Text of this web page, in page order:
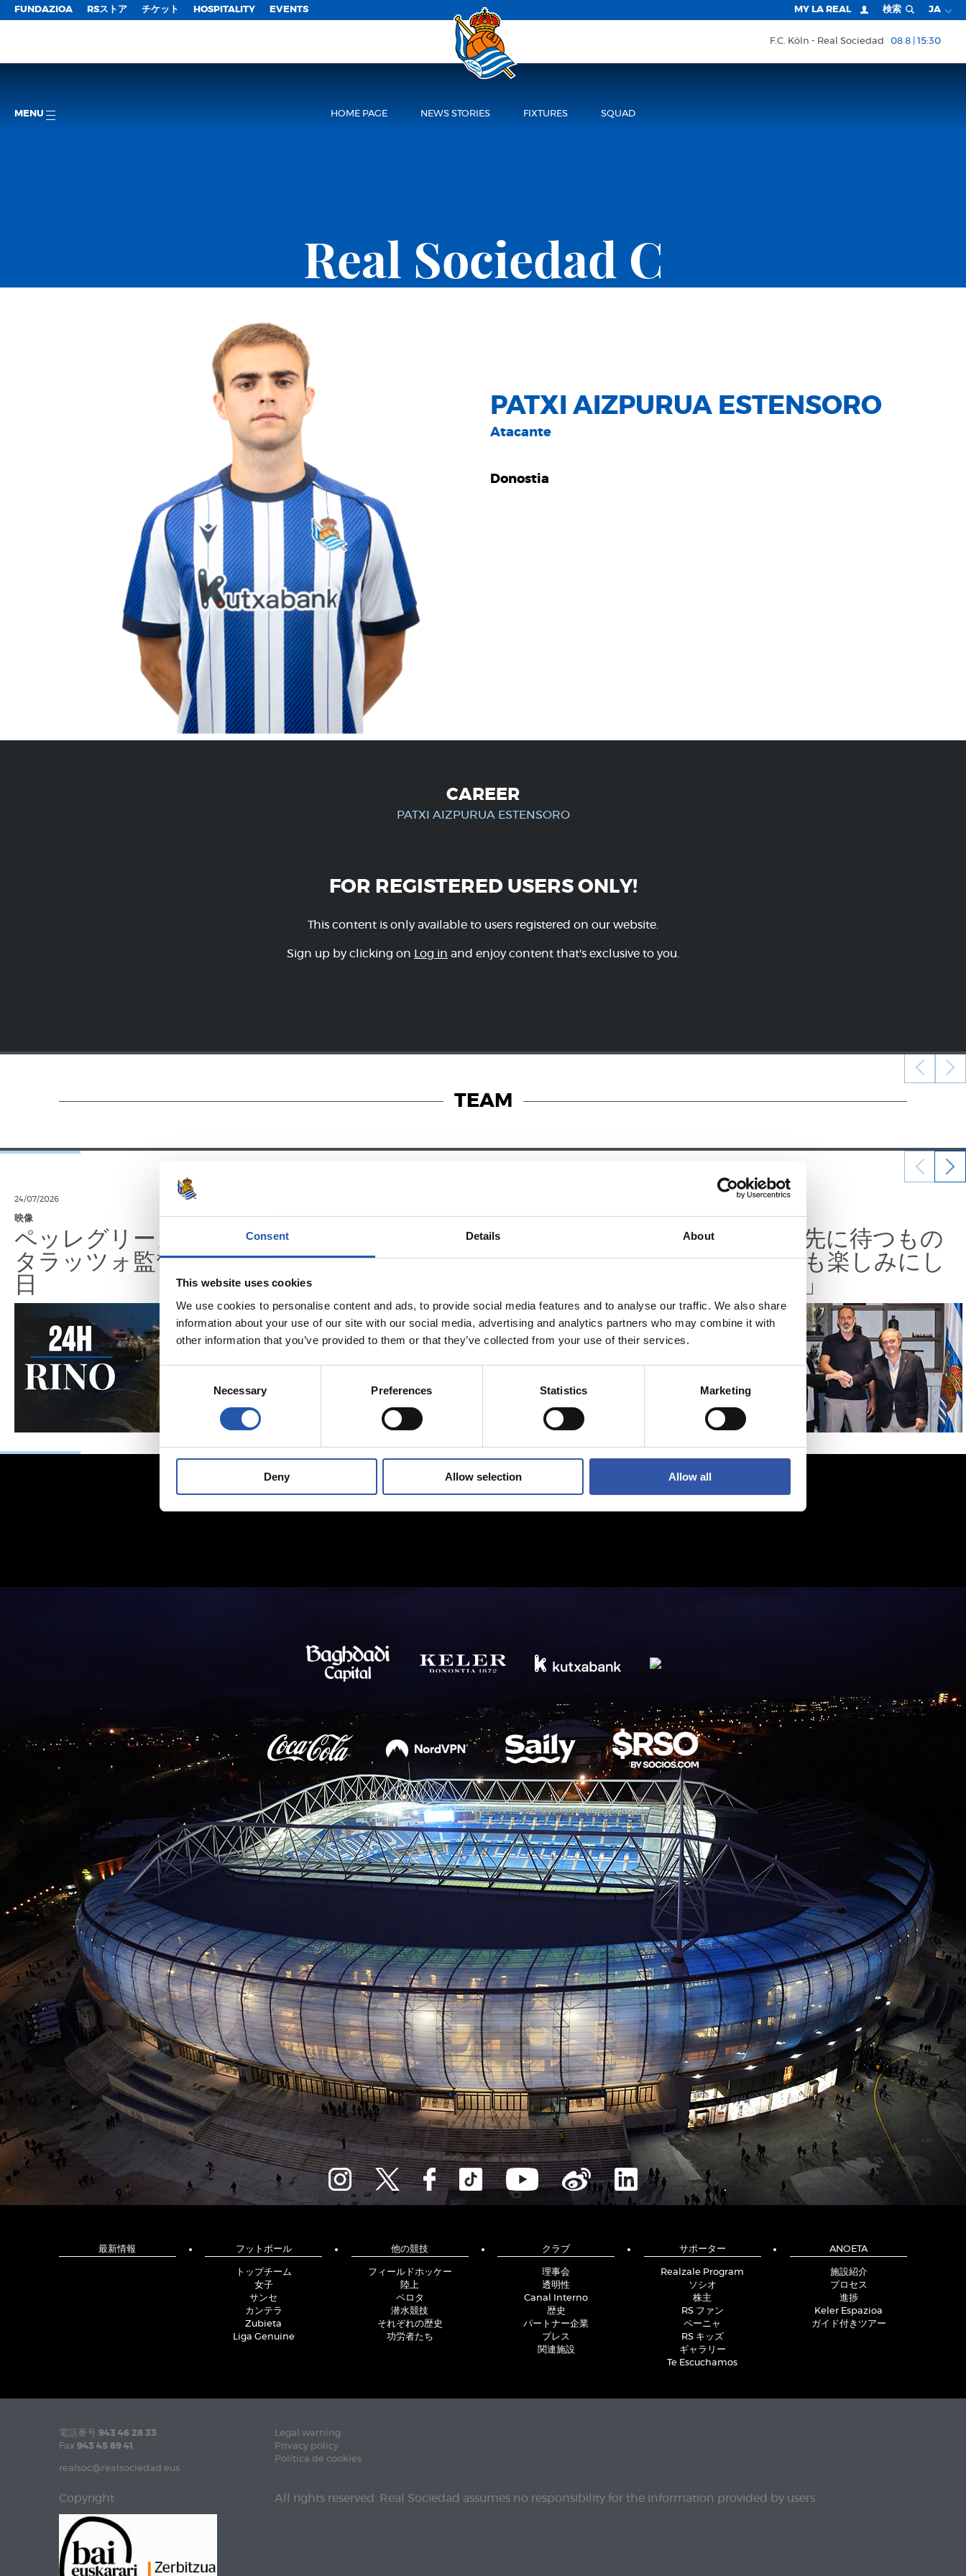
Consent Details About
This website uses cookies
We use cookies to personalise content and ads, to provide social media features and to analyse our traffic. We also share
information about your use of our site with our social media, advertising and analytics partners who may combine it with
other information that you’ve provided to them or that they’ve collected from your use of their services.
Necessary Preferences Statistics Marketing
Deny Allow selection Allow all
FUNDAZIOA RSストア チケット HOSPITALITY EVENTS MY LA REAL 検索 JA
F.C. Köln Real Sociedad 08 8 | 15:30
MENU HOME PAGE NEWS STORIES FIXTURES SQUAD
Real Sociedad C
PATXI AIZPURUA ESTENSORO
Atacante
Donostia
CAREER
PATXI AIZPURUA ESTENSORO
FOR REGISTERED USERS ONLY!
This content is only available to users registered on our website.
Sign up by clicking on Log in and enjoy content that's exclusive to you.
TEAM
24/07/2026
映像
ペッレグリーノ・マ
タラッツォ監督の一
日
公式発表
ジョン・マルティ
ン、2032年まで契約
延長
オンラインストア
新たな戦闘服、そこ
に宿るエネルギー
07/07/2026
公式発表
「この先に待つもの
をとても楽しみにし
ている」
最新情報 フットボール
トップチーム
女子
サンセ
カンテラ
Zubieta
Liga Genuine
他の競技
フィールドホッケー
陸上
ペロタ
潜水競技
それぞれの歴史
功労者たち
クラブ
理事会
透明性
Canal Interno
歴史
パートナー企業
プレス
関連施設
サポーター
Realzale Program
ソシオ
株主
RS ファン
ペーニャ
RS キッズ
ギャラリー
Te Escuchamos
ANOETA
施設紹介
プロセス
進捗
Keler Espazioa
ガイド付きツアー
電話番号 943 46 28 33
Fax 943 45 89 41
realsoc@realsociedad.eus
Legal warning
Privacy policy
Política de cookies
Copyright All rights reserved. Real Sociedad assumes no responsibility for the information provided by users.